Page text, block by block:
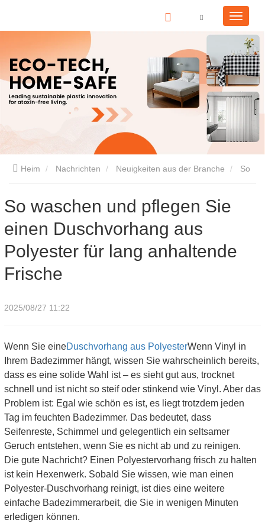
Heim Nachrichten Neuigkeiten aus der Branche
lang anhaltende Frische
So waschen und pflegen Sie
einen Duschvorhang aus
Polyester für lang anhaltende
Frische
2025/08/27 11:22
Wenn Sie eineDuschvorhang aus PolyesterWenn Vinyl in
Ihrem Badezimmer hängt, wissen Sie wahrscheinlich bereits,
dass es eine solide Wahl ist – es sieht gut aus, trocknet
schnell und ist nicht so steif oder stinkend wie Vinyl. Aber das
Problem ist: Egal wie schön es ist, es liegt trotzdem jeden
Tag im feuchten Badezimmer. Das bedeutet, dass
Seifenreste, Schimmel und gelegentlich ein seltsamer
Geruch entstehen, wenn Sie es nicht ab und zu reinigen.
Die gute Nachricht? Einen Polyestervorhang frisch zu halten
ist kein Hexenwerk. Sobald Sie wissen, wie man einen
Polyester-Duschvorhang reinigt, ist dies eine weitere
einfache Badezimmerarbeit, die Sie in wenigen Minuten
erledigen können.